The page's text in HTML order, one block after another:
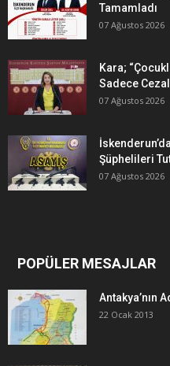
Tamamladı
07 Ağustos 2026
Kara;
Sadece
07 Ağustos 2026
Şüphelileri
07 Ağustos 2026
POPÜLER MESAJLAR
Antakya’nın
22 Ocak 2013